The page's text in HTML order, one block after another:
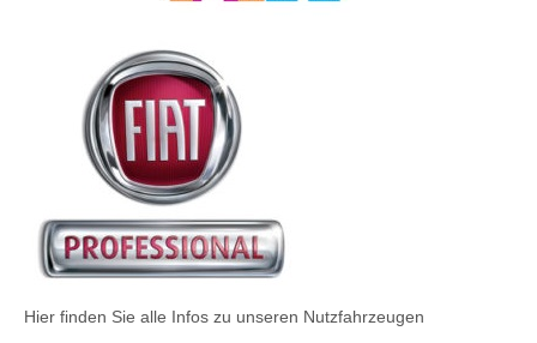
Hier finden Sie alle Infos zu unseren Nutzfahrzeugen